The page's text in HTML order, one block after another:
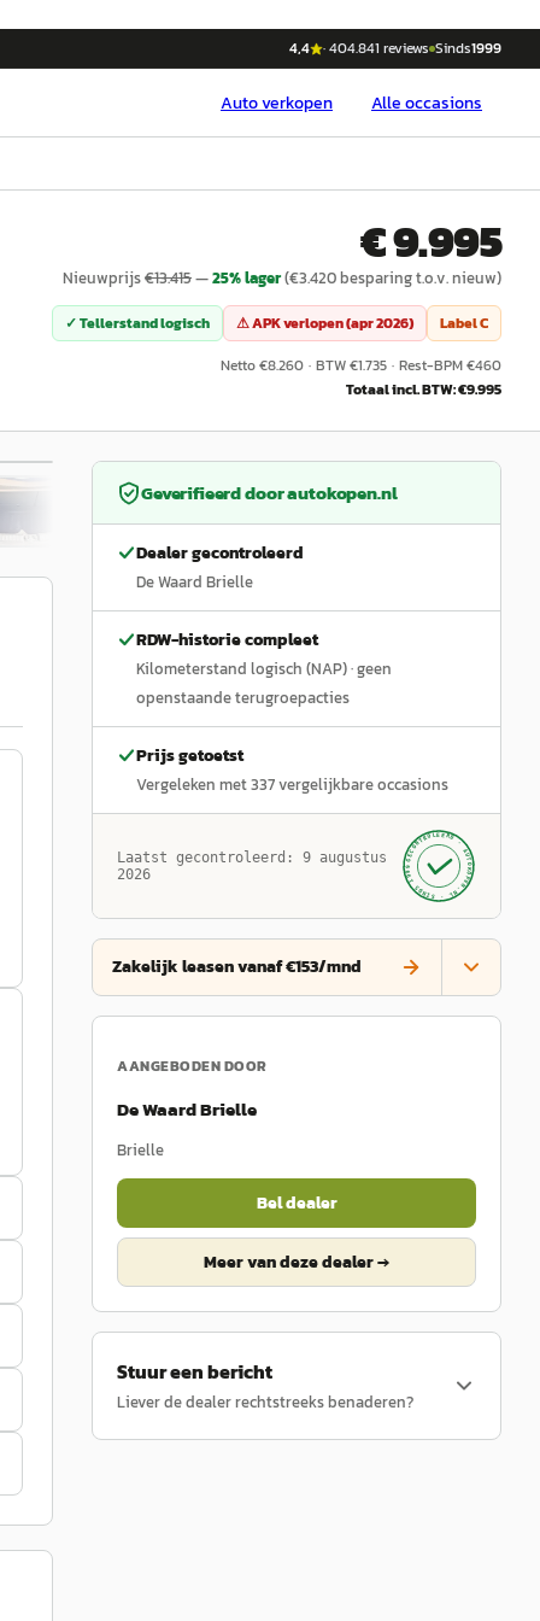
4,4 ·404.841 reviews Sinds1999
Autoverkopen Alle occasions
€ 9.995
Nieuwprijs€13.415—25% lager(€3.420besparing t.o.v. nieuw)
✓ Tellerstand logisch ⚠ APK verlopen (apr 2026) LabelC
Netto €8.260 · BTW €1.735 · Rest-BPM €460
Totaal incl. BTW: €9.995
/28
Geverifieerd doorautokopen.nl
Dealer gecontroleerd
De Waard Brielle
RDW-historie compleet
Kilometerstand logisch (NAP)· geen
openstaande terugroepacties
Prijs getoetst
Vergeleken met337vergelijkbare occasions
Laatst gecontroleerd: 9 augustus
2026
GECONTROLEERD ·
AUTOKOPEN.NL
· SINDS 1999 ·
Zakelijk leasen vanaf €153/mnd
AANGEBODEN DOOR
De Waard Brielle
Brielle
Bel dealer
Meer van deze dealer →
Stuur een bericht
Liever de dealer rechtstreeks benaderen?